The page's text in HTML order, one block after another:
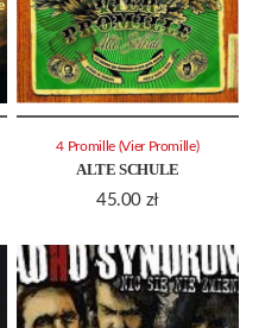
ALTE SCHULE
45.00 zł
4 Promille (Vier Promille)